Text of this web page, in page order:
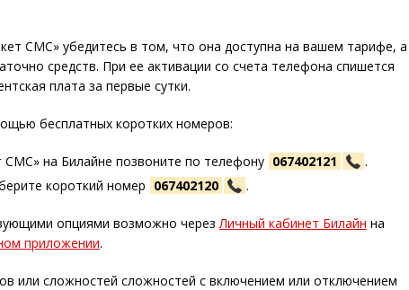
СМС» убедитесь в том, что она доступна на вашем тарифе, а
средств. При ее активации со счета телефона спишется
плата за первые сутки.
бесплатных коротких номеров:
на Билайне позвоните по телефону 067402121
.
короткий номер 067402120 .
опциями возможно черезЛичный кабинет Билайн на
приложении.
или сложностей сложностей с включением или отключением